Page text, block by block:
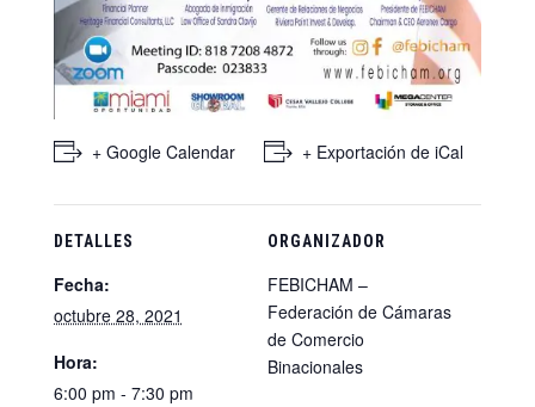
+ Google Calendar + Exportación de iCal
DETALLES
Fecha:
octubre 28, 2021
Hora:
6:00 pm - 7:30 pm
ORGANIZADOR
FEBICHAM –
Federación de Cámaras
de Comercio
Binacionales